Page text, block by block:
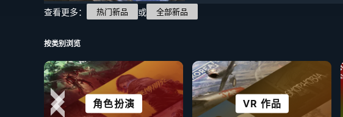
查看更多： 热门新品 或 全部新品
按类别浏览
角色扮演 VR 作品
剧情丰富 竞速
格斗 视觉小说
冒险 类 ROGUE